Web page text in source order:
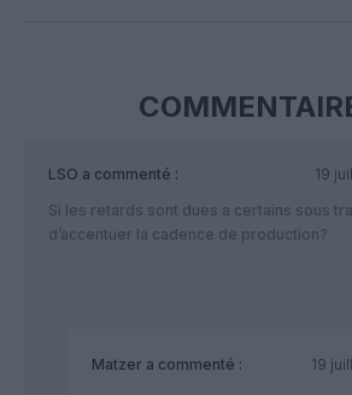
LSO a commenté :
19
Si les retards sont dues a certains sous
d’accentuer la cadence de production?
Matzer a commenté :
19